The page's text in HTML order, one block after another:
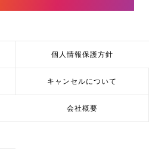
個人情報保護方針
キャンセルについて
会社概要